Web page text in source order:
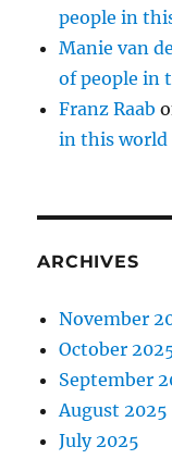
people in
Manie van
of people in
Franz Raab
in this world
ARCHIVES
November
October
September
August 2025
July 2025